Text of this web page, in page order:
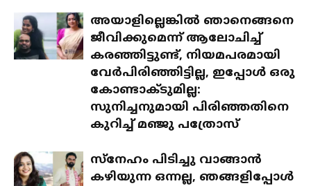
അയാളില്ലെങ്കിൽ ഞാനെങ്ങനെ
ജീവിക്കുമെന്ന് ആലോചിച്ച്
കരഞ്ഞിട്ടുണ്ട്, നിയമപരമായി
വേർപിരിഞ്ഞിട്ടില്ല, ഇപ്പോൾ ഒരു
കോണ്ടാക്ടുമില്ല:
സുനിച്ചനുമായി പിരിഞ്ഞതിനെ
കുറിച്ച് മഞ്ജു പത്രോസ്
സ്‌നേഹം പിടിച്ചു വാങ്ങാൻ
കഴിയുന്ന ഒന്നല്ല, ഞങ്ങളിപ്പോൾ